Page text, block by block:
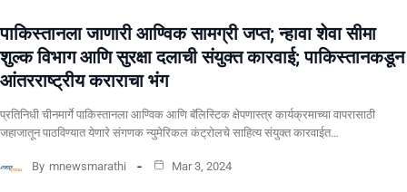
पाकिस्तानला जाणारी आण्विक सामग्री जप्त; न्हावा शेवा सीमा
शुल्क विभाग आणि सुरक्षा दलाची संयुक्त कारवाई; पाकिस्तानकडून
आंतरराष्ट्रीय कराराचा भंग
प्रतिनिधी चीनमार्गे पाकिस्तानला आण्विक आणि बॅलिस्टिक क्षेपणास्त्र कार्यक्रमाच्या वापरासाठी
जहाजातून पाठविण्यात येणारे संगणक न्युमेरिकल कंट्रोलचे साहित्य संयुक्त कारवाईत…
By mnewsmarathi Mar 3, 2024